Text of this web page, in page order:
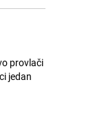
provlači